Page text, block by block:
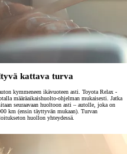
kattava turva
kymmeneen ikävuoteen asti. Toyota Relax -
määräaikaishuolto-ohjelman mukaisesti. Jatka
seuraavaan huoltoon asti – autolle, joka on
km (ensin täyttyvän mukaan). Turvan
huollon yhteydessä.